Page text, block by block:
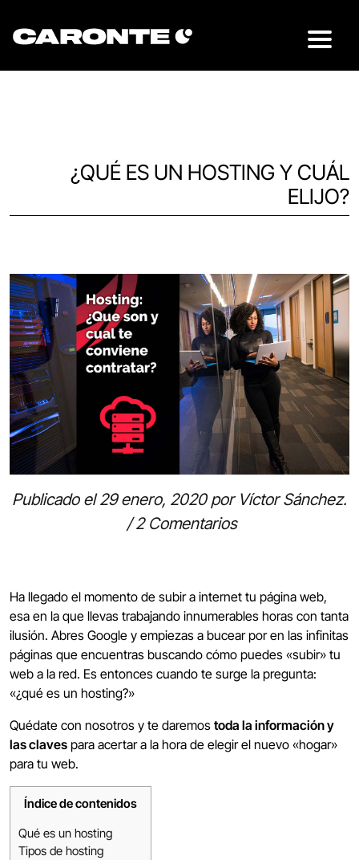
¿QUÉ ES UN HOSTING Y CUÁL
ELIJO?
Publicado el29 enero, 2020por Víctor Sánchez.
/2 Comentarios
Ha llegado el momento de subir a internet tu página web,
esa en la que llevas trabajando innumerables horas con tanta
ilusión. Abres Google y empiezas a bucear por en las infinitas
páginas que encuentras buscando cómo puedes «subir» tu
web a la red. Es entonces cuando te surge la pregunta:
«¿qué es un hosting?»
Quédate con nosotros y te daremos toda la información y
las claves para acertar a la hora de elegir el nuevo «hogar»
para tu web.
Índice de contenidos
Qué es un hosting
Tipos de hosting